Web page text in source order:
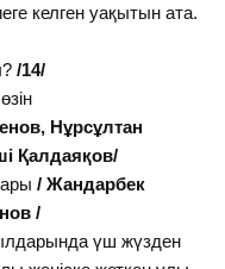
келген уақытын ата.
/14/
Нұрсұлтан
Қалдаяқов/
/ Жандарбек
/
үш жүзден